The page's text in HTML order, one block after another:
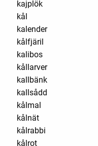
kajplök
kål
kalender
kålfjäril
kalibos
kållarver
kallbänk
kallsådd
kålmal
kålnät
kålrabbi
kålrot